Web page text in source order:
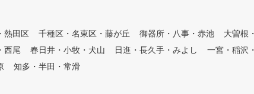
）を意味し
論を採用し
最大限に使
問題です。 それこそ、プロであっても同じ
えています。しかし、プロならば、自身の手
熱田区 千種区・名東区・藤が丘 御器所・八事・赤池
大曽根
西尾 春日井・小牧・犬山 日進・長久手・みよし
一宮・稲沢
知多・半田・常滑